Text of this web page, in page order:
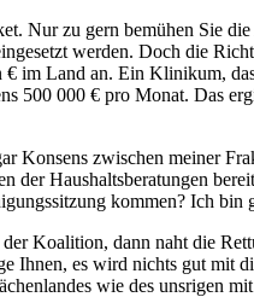
Nur zu gern bemühen Sie
werden. Doch die
im Land an. Ein Klinikum,
500 000 € pro Monat. Das
zwischen meiner
Haushaltsberatungen
kommen? Ich
Koalition, dann naht die
Ihnen, es wird nichts gut
wie des unsrigen